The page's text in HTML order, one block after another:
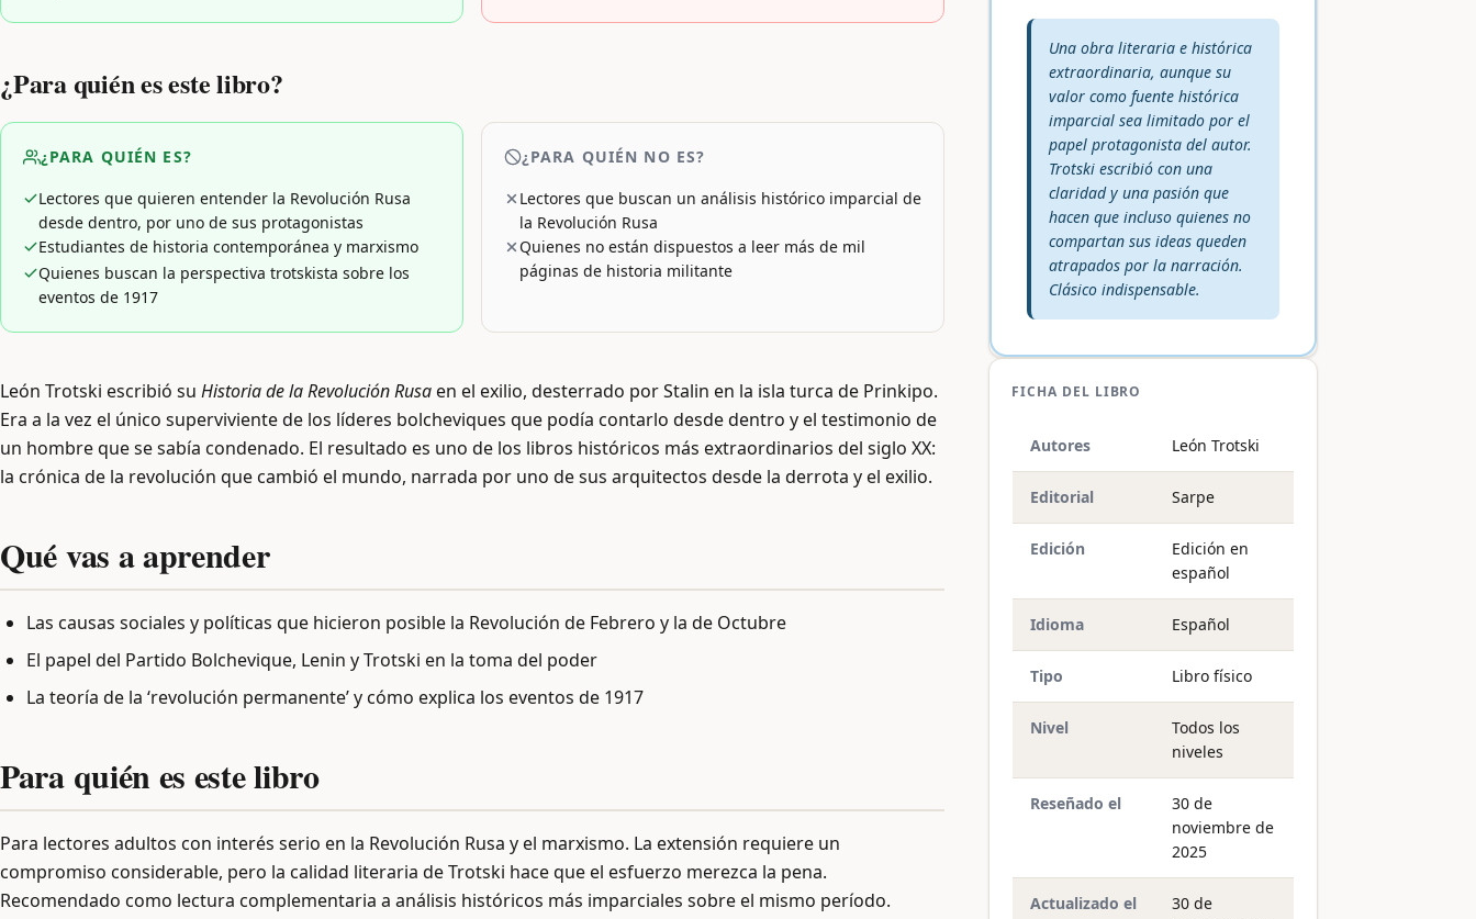
¿Para quién es este libro?
¿PARA QUIÉN ES?
Lectores que quieren entender la Revolución Rusa
desde dentro, por uno de sus protagonistas
Estudiantes de historia contemporánea y marxismo
Quienes buscan la perspectiva trotskista sobre los
eventos de 1917
¿PARA QUIÉN NO ES?
Lectores que buscan un análisis histórico imparcial de
la Revolución Rusa
Quienes no están dispuestos a leer más de mil
páginas de historia militante
León Trotski escribió su Historia de la Revolución Rusaen el exilio, desterrado por Stalin en la isla turca de Prinkipo.
Era a la vez el único superviviente de los líderes bolcheviques que podía contarlo desde dentro y el testimonio de
un hombre que se sabía condenado. El resultado es uno de los libros históricos más extraordinarios del siglo XX:
la crónica de la revolución que cambió el mundo, narrada por uno de sus arquitectos desde la derrota y el exilio.
Qué vas a aprender
Las causas sociales y políticas que hicieron posible la Revolución de Febrero y la de Octubre
El papel del Partido Bolchevique, Lenin y Trotski en la toma del poder
La teoría de la ‘revolución permanente’ y cómo explica los eventos de 1917
Para quién es este libro
Para lectores adultos con interés serio en la Revolución Rusa y el marxismo. La extensión requiere un
compromiso considerable, pero la calidad literaria de Trotski hace que el esfuerzo merezca la pena.
Recomendado como lectura complementaria a análisis históricos más imparciales sobre el mismo período.
Veredicto editorial:
Una obra literaria e histórica
extraordinaria, aunque su
valor como fuente histórica
imparcial sea limitado por el
papel protagonista del autor.
Trotski escribió con una
claridad y una pasión que
hacen que incluso quienes no
compartan sus ideas queden
atrapados por la narración.
Clásico indispensable.
FICHA DEL LIBRO
Autores León Trotski
Editorial Sarpe
Edición
Edición en
español
Idioma Español
Tipo Libro físico
Nivel
Todos los
niveles
Reseñado el
30 de
noviembre de
2025
Actualizado el
30 de